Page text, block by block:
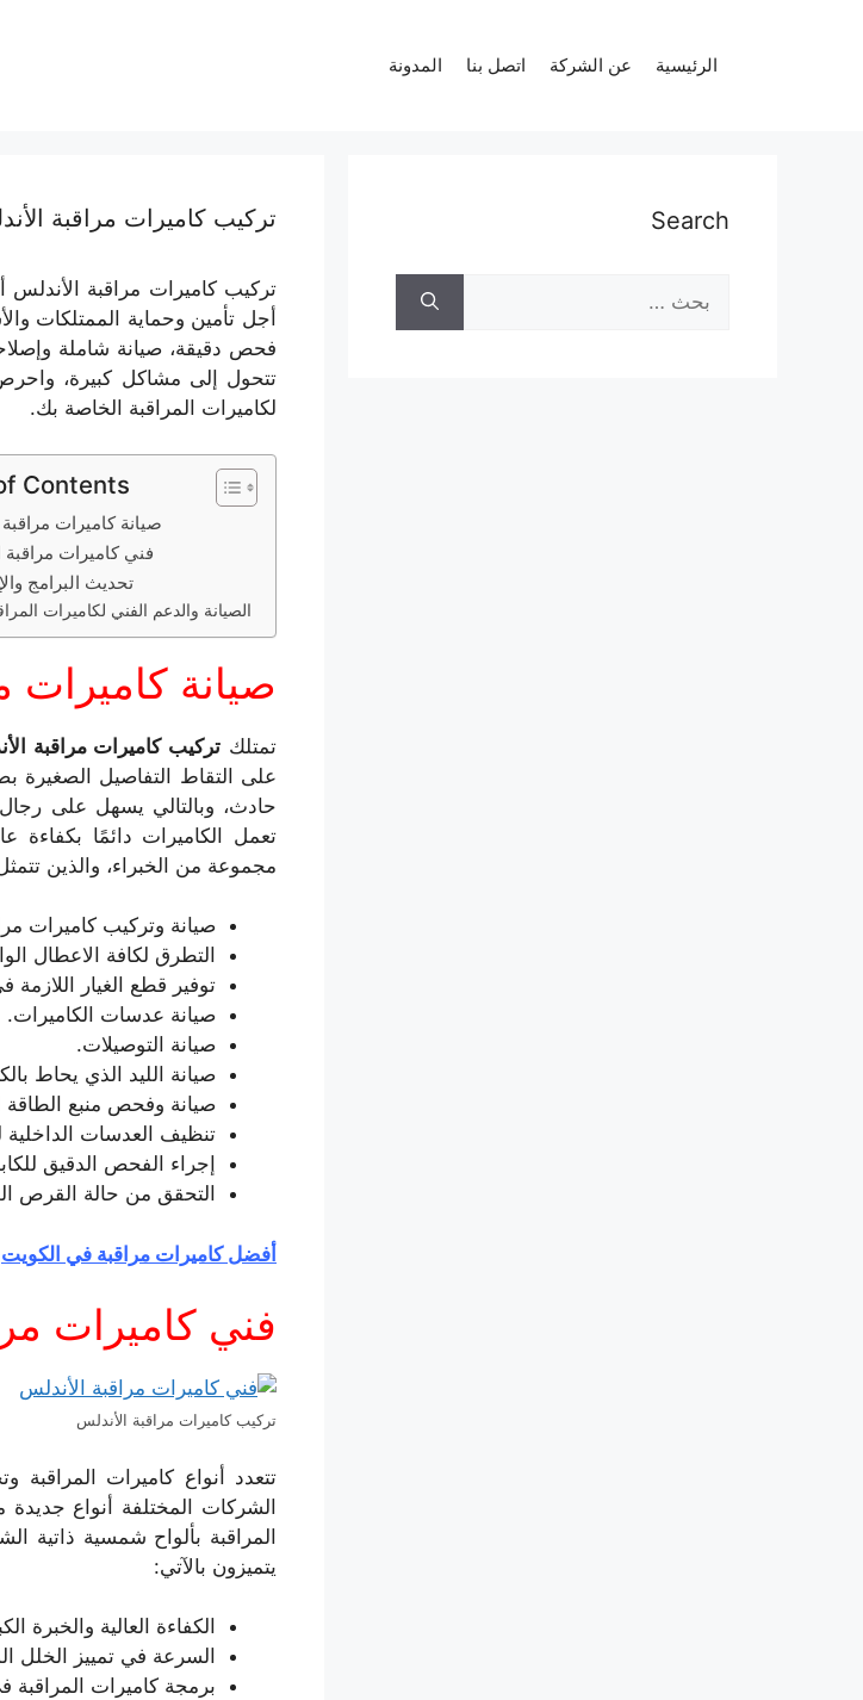
الرئيسية عن الشركة اتصل بنا المدونة
تركيب كاميرات مراقبة الأندلس
تركيب كاميرات مراقبة
أجل تأمين وحماية الممتلكات
فحص دقيقة، صيانة شاملة
تتحول إلى مشاكل كبيرة،
لكاميرات المراقبة الخاصة بك.
Contents
فني كاميرات مراقبة
الصيانة والدعم الفني لكاميرات
صيانة كاميرات
تمتلك تركيب كاميرات مراقبة
على التقاط التفاصيل الصغيرة
حادث، وبالتالي يسهل على
تعمل الكاميرات دائمًا
مجموعة من الخبراء، والذين
صيانة وتركيب كاميرات
التطرق لكافة الاعطال
توفير قطع الغيار
صيانة عدسات الكاميرات.
صيانة التوصيلات.
صيانة الليد الذي يحاط
صيانة وفحص منبع الطاقة
تنظيف العدسات الداخلية
إجراء الفحص الدقيق
التحقق من حالة القرص
أفضل كاميرات مراقبة في الكويت
فني كاميرات
تركيب كاميرات مراقبة الأندلس
تتعدد أنواع كاميرات
الشركات المختلفة أنواع جديدة
يتميزون بالآتي:
الكفاءة العالية والخبرة
السرعة في تمييز الخلل
برمجة كاميرات
Search
عن: